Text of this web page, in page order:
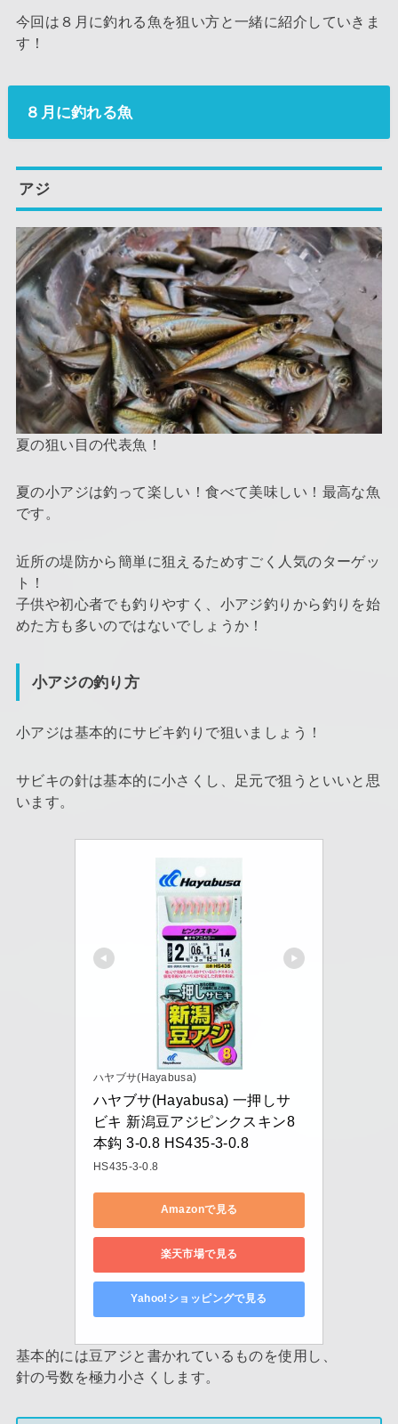
今回は８月に釣れる魚を狙い方と一緒に紹介していきま
す！
８月に釣れる魚
アジ
夏の狙い目の代表魚！
夏の小アジは釣って楽しい！食べて美味しい！最高な魚
です。
近所の堤防から簡単に狙えるためすごく人気のターゲッ
ト！
子供や初心者でも釣りやすく、小アジ釣りから釣りを始
めた方も多いのではないでしょうか！
小アジの釣り方
小アジは基本的にサビキ釣りで狙いましょう！
サビキの針は基本的に小さくし、足元で狙うといいと思
います。
ハヤブサ(Hayabusa)
ハヤブサ(Hayabusa) 一押しサ
ビキ 新潟豆アジピンクスキン8
本鈎 3-0.8 HS435-3-0.8
HS435-3-0.8
Amazonで見る
楽天市場で見る
Yahoo!ショッピングで見る
基本的には豆アジと書かれているものを使用し、
針の号数を極力小さくします。